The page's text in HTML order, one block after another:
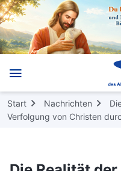
Start Nachrichten
Verfolgung von Christen